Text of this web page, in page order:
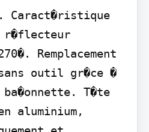
Caract�ristique
r�flecteur
Remplacement
outil gr�ce �
T�te
aluminium,